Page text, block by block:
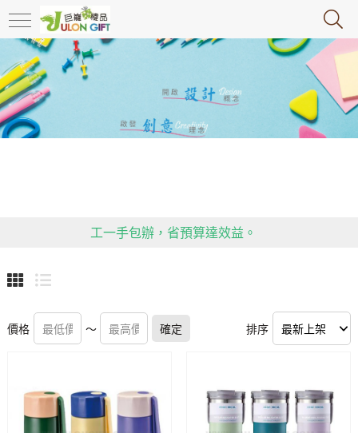
工一手包辦，省預算達效益。
送禮不失禮！客製化禮贈品，精美實用又高雅，包裝、加
薦，多款精緻禮品等你挑！
價格 ～ 確定 排序